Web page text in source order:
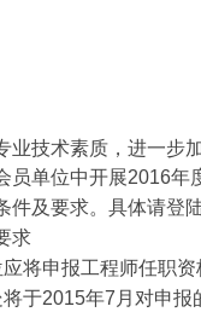
业技术素质，进一步
员单位中开展2016年
及要求。具体请登
求
应将申报工程师任职
将于2015年7 月对申报